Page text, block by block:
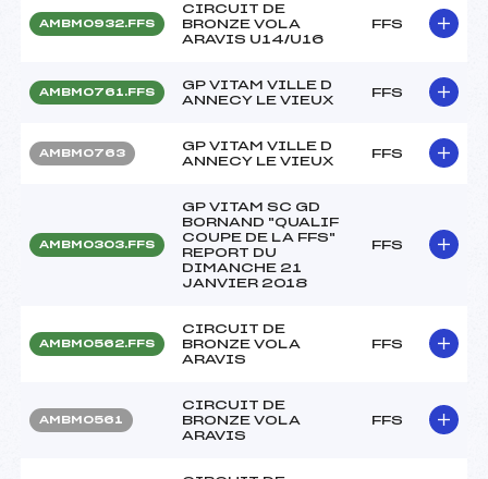
AMBM0932.FFS
CIRCUIT DE
BRONZE VOLA
ARAVIS U14/U16
FFS
AMBM0761.FFS
GP VITAM VILLE D
ANNECY LE VIEUX
FFS
AMBM0763
GP VITAM VILLE D
ANNECY LE VIEUX
FFS
AMBM0303.FFS
GP VITAM SC GD
BORNAND "QUALIF
COUPE DE LA FFS"
REPORT DU
DIMANCHE 21
JANVIER 2018
FFS
AMBM0562.FFS
CIRCUIT DE
BRONZE VOLA
ARAVIS
FFS
AMBM0561
CIRCUIT DE
BRONZE VOLA
ARAVIS
FFS